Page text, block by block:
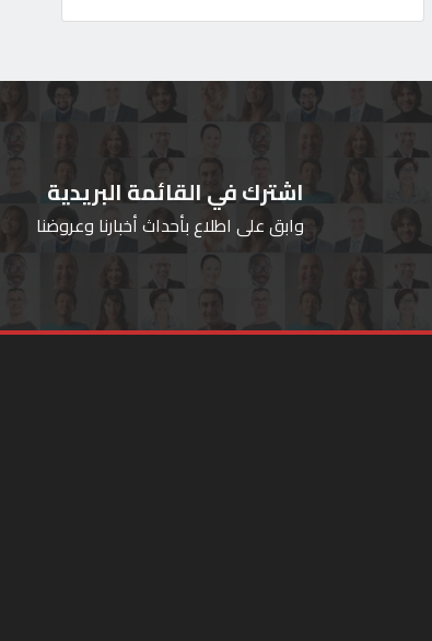
اشترك في القائمة البريدية
وابق على اطلاع بأحداث أخبارنا وعروضنا